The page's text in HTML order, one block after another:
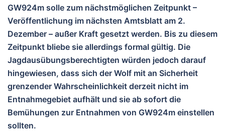
GW924m solle zum nächstmöglichen Zeitpunkt –
Veröffentlichung im nächsten Amtsblatt am 2.
Dezember – außer Kraft gesetzt werden. Bis zu diesem
Zeitpunkt bliebe sie allerdings formal gültig. Die
Jagdausübungsberechtigten würden jedoch darauf
hingewiesen, dass sich der Wolf mit an Sicherheit
grenzender Wahrscheinlichkeit derzeit nicht im
Entnahmegebiet aufhält und sie ab sofort die
Bemühungen zur Entnahmen von GW924m einstellen
sollten.